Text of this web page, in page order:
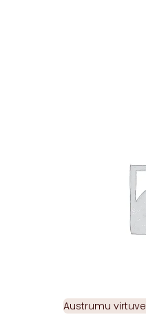
Austrumu virtuve